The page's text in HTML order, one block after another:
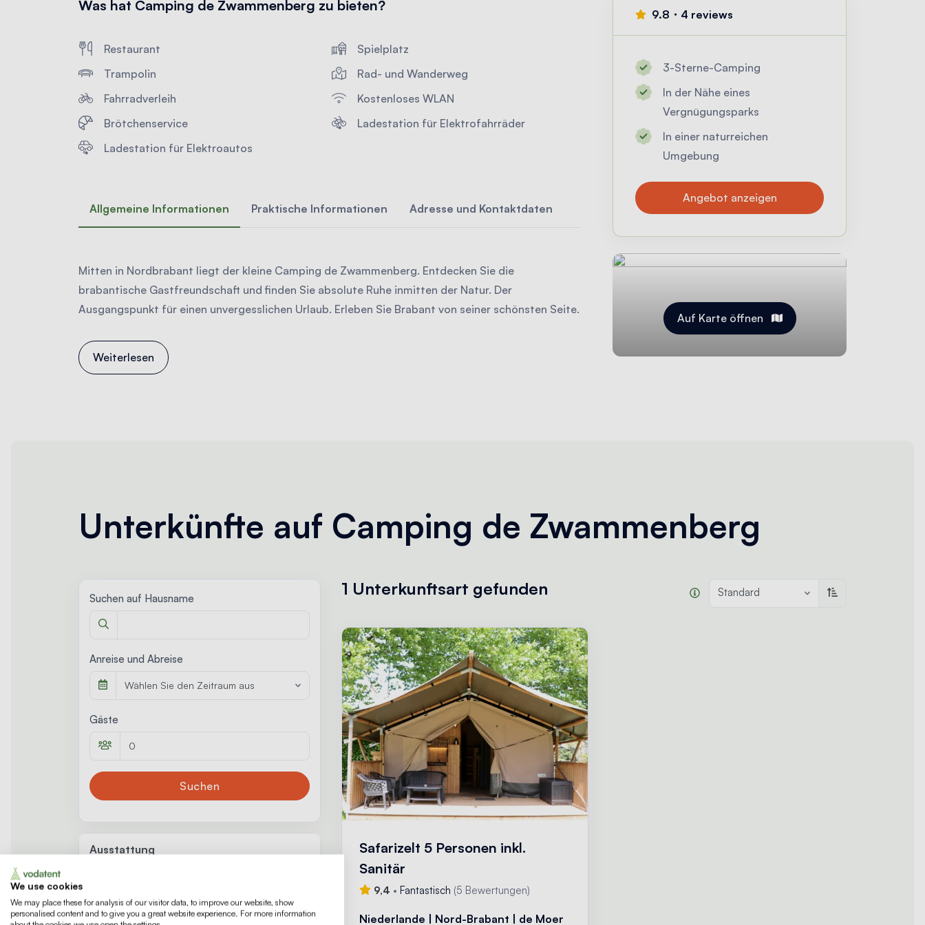
Was hat Camping de Zwammenberg zu bieten?
Restaurant
Spielplatz
Trampolin
Rad- und Wanderweg
Fahrradverleih
Kostenloses WLAN
Brötchenservice
Ladestation für Elektrofahrräder
Ladestation für Elektroautos
Allgemeine Informationen Praktische Informationen Adresse und Kontaktdaten
Mitten in Nordbrabant liegt der kleine Camping de Zwammenberg. Entdecken Sie die
brabantische Gastfreundschaft und finden Sie absolute Ruhe inmitten der Natur. Der
Ausgangspunkt für einen unvergesslichen Urlaub. Erleben Sie Brabant von seiner schönsten Seite.
Weiterlesen
9.8・4 reviews
3-Sterne-Camping
In der Nähe eines
Vergnügungsparks
In einer naturreichen
Umgebung
Angebot anzeigen
Auf Karte öffnen
Unterkünfte auf Camping de Zwammenberg
Suchen auf Hausname
Anreise und Abreise
Wählen Sie den Zeitraum aus
Gäste
Suchen
Ausstattung
W-Lan / Internet
Wohnzimmer (1)
1 Unterkunftsart gefunden Standard Aufsteigend
Safarizelt 5 Personen inkl.
Sanitär
9,4 • Fantastisch (5 Bewertungen)
Niederlande | Nord-Brabant | de Moer
We use cookies
We may place these for analysis of our visitor data, to improve our website, show
personalised content and to give you a great website experience. For more information